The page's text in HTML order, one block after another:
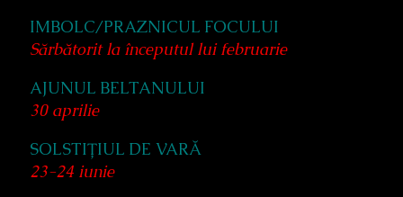
IMBOLC/PRAZNICUL FOCULUI
Sărbătorit la începutul lui februarie
AJUNUL BELTANULUI
30 aprilie
SOLSTIȚIUL DE VARĂ
23-24 iunie